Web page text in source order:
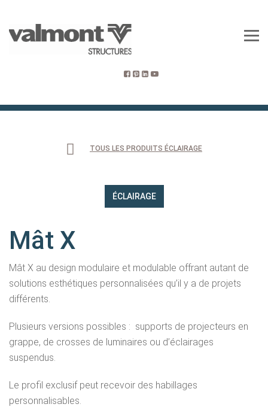
TOUS LES PRODUITS ÉCLAIRAGE
ÉCLAIRAGE
Mât X
Mât X au design modulaire et modulable offrant autant de
solutions esthétiques personnalisées qu’il y a de projets
différents.
Plusieurs versions possibles : supports de projecteurs en
grappe, de crosses de luminaires ou d’éclairages
suspendus.
Le profil exclusif peut recevoir des habillages
personnalisables.